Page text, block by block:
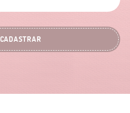
CADASTRAR